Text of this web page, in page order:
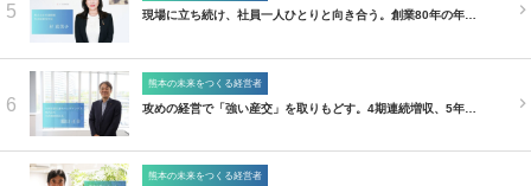
5 現場に立ち続け、社員一人ひとりと向き合う。創業80年の年…
6
熊本の未来をつくる経営者
攻めの経営で「強い産交」を取りもどす。4期連続増収、5年…
熊本の未来をつくる経営者